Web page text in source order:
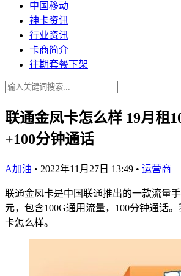
中国移动
神卡资讯
行业资讯
卡商简介
往期套餐下架
联通金凤卡怎么样 19月租
+100分钟通话
A加油 • 2022年11月27日 13:49 • 运营商
联通金凤卡是中国联通推出的一款流量
元，包含100G通用流量，100分钟通话
卡怎么样。